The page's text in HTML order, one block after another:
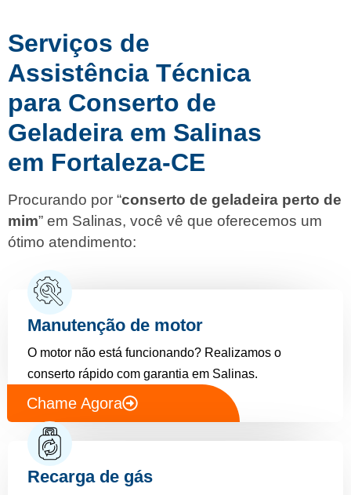
Serviços de
Assistência Técnica
para Conserto de
Geladeira em Salinas
em Fortaleza-CE
Procurando por “conserto de geladeira perto de
mim” em Salinas, você vê que oferecemos um
ótimo atendimento:
Manutenção de motor
O motor não está funcionando? Realizamos o
conserto rápido com garantia em Salinas.
Chame Agora
Recarga de gás